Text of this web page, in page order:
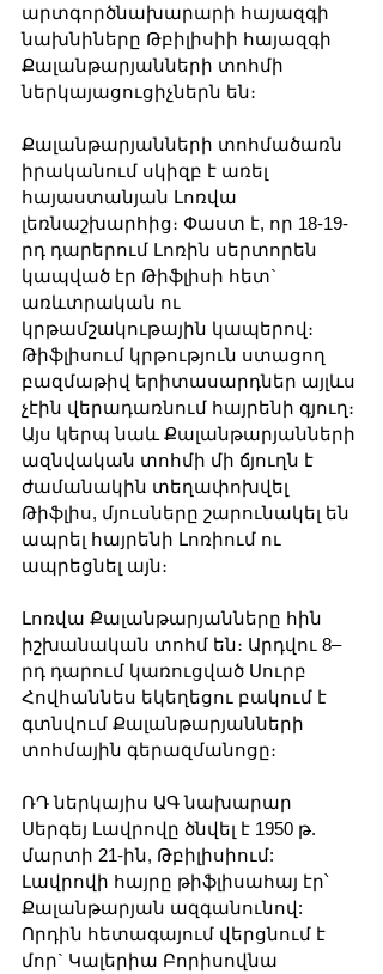
արտգործնախարարի հայազգի
նախնիները Թբիլիսիի հայազգի
Քալանթարյանների տոհմի
ներկայացուցիչներն են։
Քալանթարյանների տոհմածառն
իրականում սկիզբ է առել
հայաստանյան Լոռվա
լեռնաշխարհից։ Փաստ է, որ 18-19-
րդ դարերում Լոռին սերտորեն
կապված էր Թիֆլիսի հետ`
առևտրական ու
կրթամշակութային կապերով։
Թիֆլիսում կրթություն ստացող
բազմաթիվ երիտասարդներ այլևս
չէին վերադառնում հայրենի գյուղ։
Այս կերպ նաև Քալանթարյանների
ազնվական տոհմի մի ճյուղն է
ժամանակին տեղափոխվել
Թիֆլիս, մյուսները շարունակել են
ապրել հայրենի Լոռիում ու
ապրեցնել այն։
Լոռվա Քալանթարյանները հին
իշխանական տոհմ են։ Արդվու 8–
րդ դարում կառուցված Սուրբ
Հովհաննես եկեղեցու բակում է
գտնվում Քալանթարյանների
տոհմային գերազմանոցը։
ՌԴ ներկայիս ԱԳ նախարար
Սերգեյ Լավրովը ծնվել է 1950 թ.
մարտի 21-ին, Թբիլիսիում:
Լավրովի հայրը թիֆլիսահայ էր՝
Քալանթարյան ազգանունով:
Որդին հետագայում վերցնում է
մոր` Կալերիա Բորիսովնա